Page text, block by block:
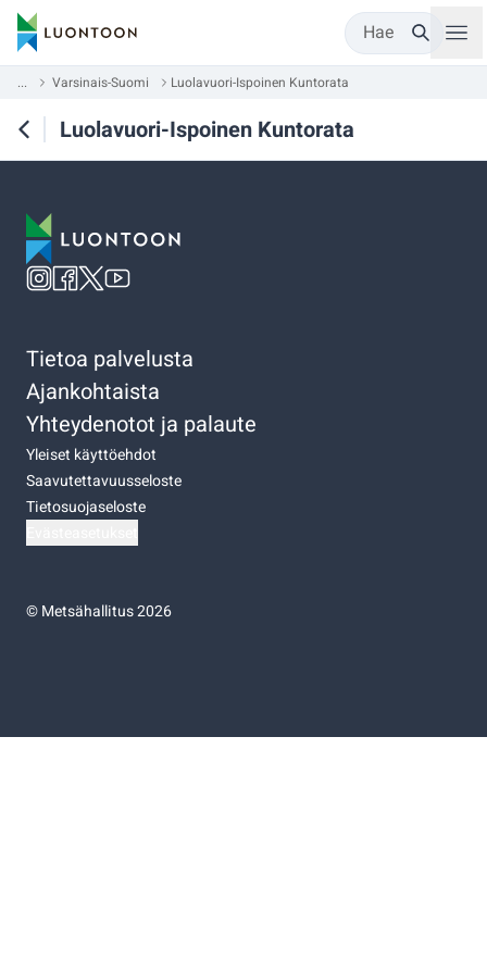
Hae
... Varsinais-Suomi Luolavuori-Ispoinen Kuntorata
Luolavuori-Ispoinen Kuntorata
Tietoa palvelusta
Ajankohtaista
Yhteydenotot ja palaute
Yleiset käyttöehdot
Saavutettavuusseloste
Tietosuojaseloste
©Metsähallitus 2026